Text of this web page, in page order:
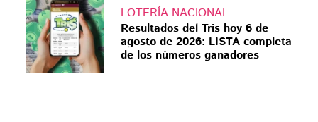
LOTERÍA NACIONAL
Resultados del Tris hoy 6 de
agosto de 2026: LISTA completa
de los números ganadores